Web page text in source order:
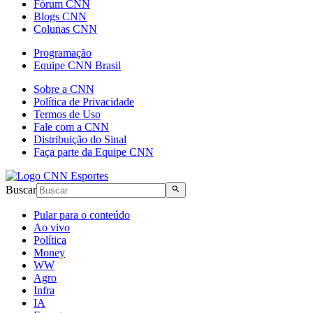
Fórum CNN
Blogs CNN
Colunas CNN
Programação
Equipe CNN Brasil
Sobre a CNN
Política de Privacidade
Termos de Uso
Fale com a CNN
Distribuição do Sinal
Faça parte da Equipe CNN
Buscar
Pular para o conteúdo
Ao vivo
Política
Money
WW
Agro
Infra
IA